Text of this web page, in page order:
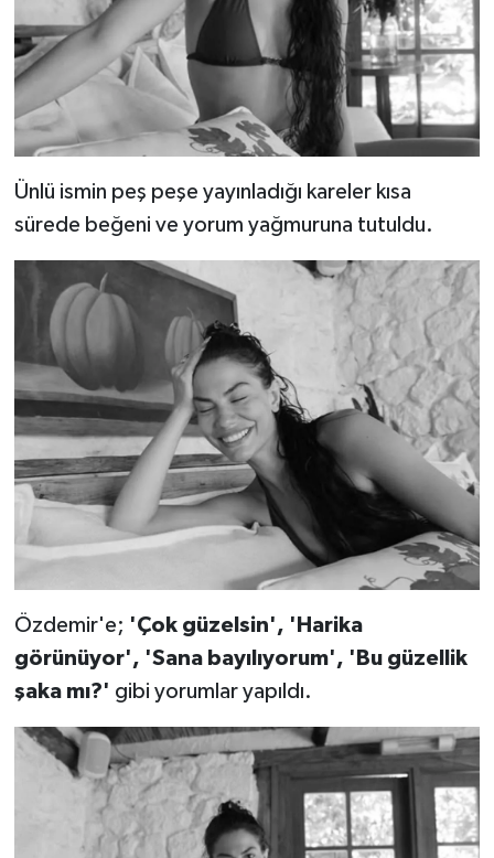
Ünlü ismin peş peşe yayınladığı kareler kısa
sürede beğeni ve yorum yağmuruna tutuldu.
Özdemir'e; 'Çok güzelsin', 'Harika
görünüyor', 'Sana bayılıyorum', 'Bu güzellik
şaka mı?' gibi yorumlar yapıldı.